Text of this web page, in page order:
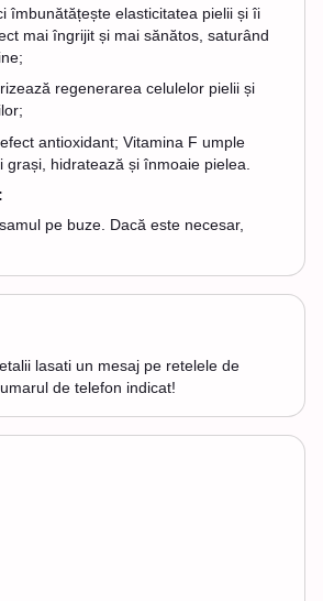
îmbunătățește elasticitatea pielii și îi
mai îngrijit și mai sănătos, saturând
regenerarea celulelor pielii și
antioxidant; Vitamina F umple
grași, hidratează și înmoaie pielea.
pe buze. Dacă este necesar,
lasati un mesaj pe retelele de
de telefon indicat!